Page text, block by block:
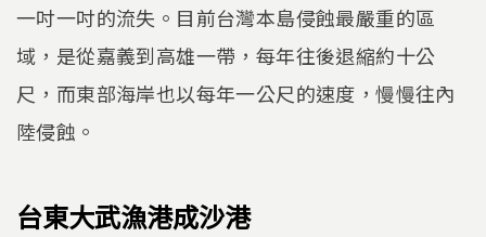
一吋一吋的流失。目前台灣本島侵蝕最嚴重的區
域，是從嘉義到高雄一帶，每年往後退縮約十公
尺，而東部海岸也以每年一公尺的速度，慢慢往內
陸侵蝕。
台東大武漁港成沙港